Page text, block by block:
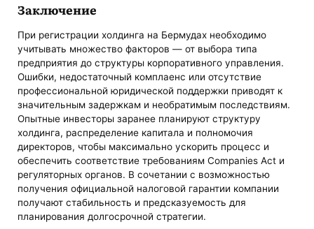
Заключение
При регистрации холдинга на Бермудах необходимо
учитывать множество факторов — от выбора типа
предприятия до структуры корпоративного управления.
Ошибки, недостаточный комплаенс или отсутствие
профессиональной юридической поддержки приводят к
значительным задержкам и необратимым последствиям.
Опытные инвесторы заранее планируют структуру
холдинга, распределение капитала и полномочия
директоров, чтобы максимально ускорить процесс и
обеспечить соответствие требованиям Companies Act и
регуляторных органов. В сочетании с возможностью
получения официальной налоговой гарантии компании
получают стабильность и предсказуемость для
планирования долгосрочной стратегии.